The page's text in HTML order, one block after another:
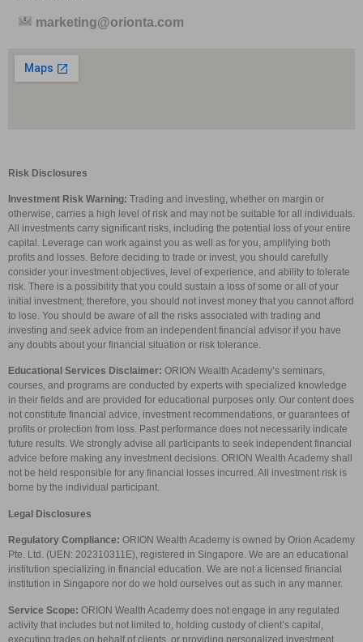
marketing@orionta.com
Risk Disclosures
Investment Risk Warning: Trading and investing, whether on margin or
otherwise, carries a high level of risk and may not be suitable for all individuals.
All investments carry significant risks, including the potential loss of your entire
capital. Leverage can work against you as well as for you, amplifying both
profits and losses. Before deciding to trade or invest, you should carefully
consider your investment objectives, level of experience, and ability to tolerate
risk. There is a possibility that you could sustain a loss of some or all of your
initial investment; therefore, you should not invest money that you cannot afford
to lose. You should be aware of all the risks associated with trading and
investing and seek advice from an independent financial advisor if you have
any doubts about your financial situation or risk tolerance.
Educational Services Disclaimer: ORION Wealth Academy’s seminars,
courses, and programs are conducted by experts with specialized knowledge
in their fields and are provided for educational purposes only. Our content does
not constitute financial advice, investment recommendations, or guarantees of
profits or protection from loss. Past performance does not necessarily indicate
future results. We strongly advise all participants to seek independent financial
advice before making any investment decisions. ORION Wealth Academy shall
not be held responsible for any financial losses incurred. All investment risk is
borne by the individual participant.
Legal Disclosures
Regulatory Compliance: ORION Wealth Academy is owned by Orion Academy
Pte. Ltd. (UEN: 202310311E), registered in Singapore. We are an educational
institution specializing in financial education. We are not a licensed financial
institution in Singapore nor do we hold ourselves out as such in any manner.
Service Scope: ORION Wealth Academy does not engage in any regulated
activity that includes but not limited to, holding custody of client’s capital,
executing trades on behalf of clients, or providing personalized investment